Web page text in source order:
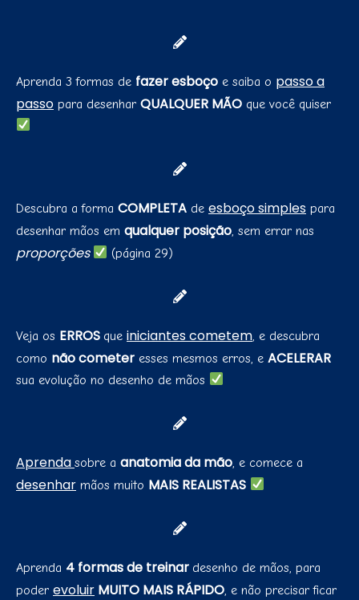
Aprenda 3 formas de fazer esboço e saiba o passo a
passo para desenhar QUALQUER MÃO que você quiser
Descubra a forma COMPLETA de esboço simples para
desenhar mãos em qualquer posição , sem errar nas
proporções (página 29)
Veja os ERROS que iniciantes cometem , e descubra
como não cometer esses mesmos erros, e ACELERAR
sua evolução no desenho de mãos
Aprenda sobre a anatomia da mão , e comece a
desenhar mãos muito MAIS REALISTAS
Aprenda 4 formas de treinar desenho de mãos, para
poder evoluir MUITO MAIS RÁPIDO , e não precisar ficar